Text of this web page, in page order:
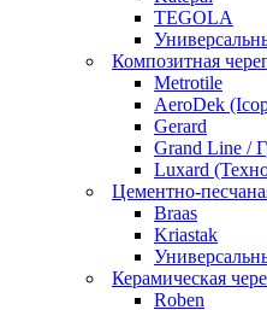
TEGOLA
Композитная
Metrotile
AeroDek
Gerard
Grand Line /
Luxard
Цементно-
Braas
Kriastak
Керамическая
Roben